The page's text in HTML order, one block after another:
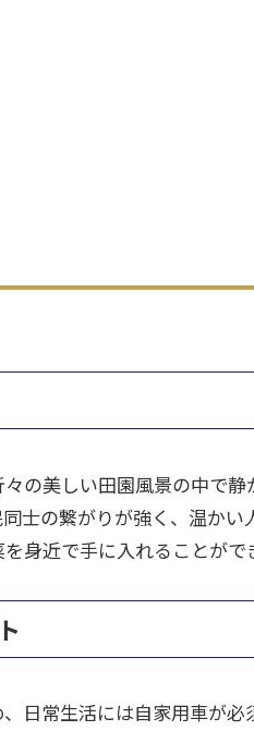
の美しい田園風景の中で静
士の繋がりが強く、温かい
身近で手に入れることがで
日常生活には自家用車が必